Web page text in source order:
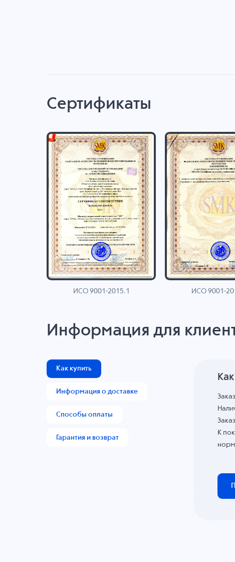
Сертификаты
ИСО 9001-2015.1 ИСО 9001-
Информация для
Как купить
Информация о доставке
Способы оплаты
Гарантия и возврат
К